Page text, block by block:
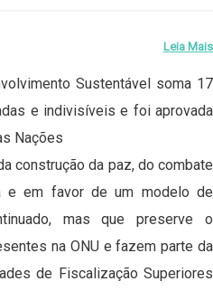
Leia Mais
Sustentável soma 17
e indivisíveis e foi aprovada
Nações
construção da paz, do combate
e em favor de um modelo de
mas que preserve o
na ONU e fazem parte da
de Fiscalização Superiores